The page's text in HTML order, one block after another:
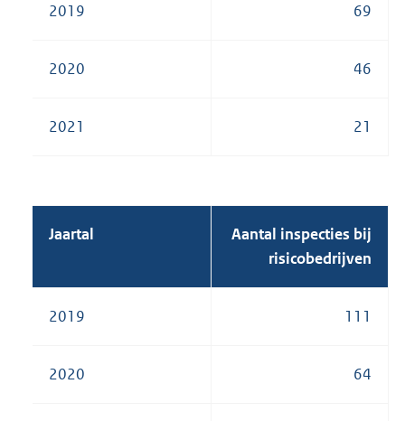
2019 69
2020 46
2021 21
Jaartal
Aantal inspecties bij
risicobedrijven
2019 111
2020 64